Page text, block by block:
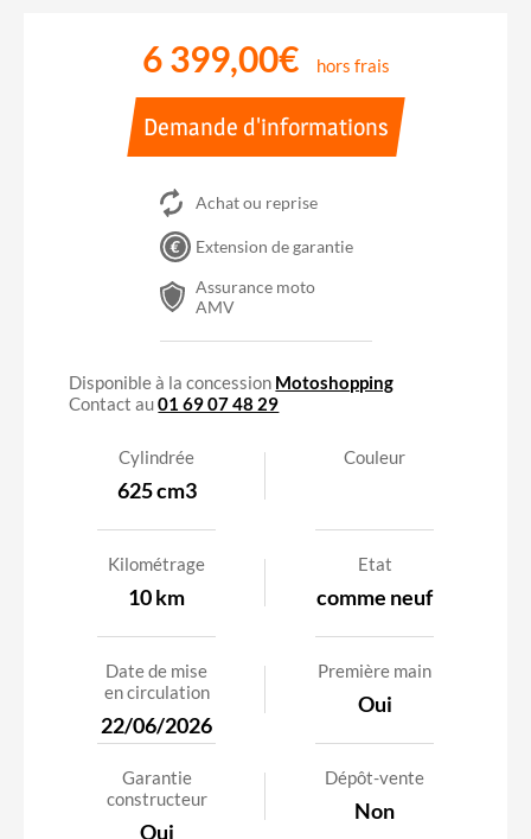
6 399,00€ hors frais
Demande d'informations
Achat ou reprise
Extension de garantie
Assurance moto
AMV
Disponible à la concession Motoshopping
Contact au01 69 07 48 29
Cylindrée
625 cm3
Couleur
Kilométrage
10 km
Etat
comme neuf
Date de mise
en circulation
22/06/2026
Première main
Oui
Garantie
constructeur
Oui
Dépôt-vente
Non